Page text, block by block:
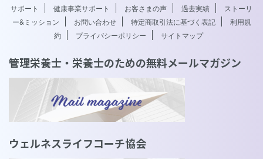
サポート
健康事業サポート お客さまの声 過去実績
ストーリ
ー&ミッション
お問い合わせ 特定商取引法に基づく表記
利用規
約
プライバシーポリシー サイトマップ
管理栄養士・栄養士のための無料メールマガジン
ウェルネスライフコーチ協会